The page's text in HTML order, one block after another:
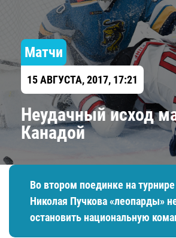
Матчи
15 АВГУСТА, 2017, 17:21
Неудачный исход
Канадой
Во втором поединке на
Николая Пучкова «леопарды»
остановить национальную